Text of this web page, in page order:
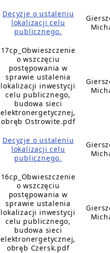
Decyzje o ustaleniu
lokalizacji celu
publicznego.
17cp_Obwieszczenie
o wszczęciu
postępowania w
sprawie ustalenia
lokalizacji inwestycji
celu publicznego,
budowa sieci
elektronergetycznej,
obręb Ostrowite.pdf
Decyzje o ustaleniu
lokalizacji celu
publicznego.
16cp_Obwieszczenie
o wszczęciu
postępowania w
sprawie ustalenia
lokalizacji inwestycji
celu publicznego,
budowa sieci
elektronergetycznej,
obręb Czersk.pdf